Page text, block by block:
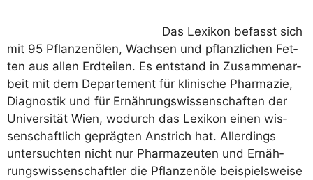
Das Lexi­kon befasst sich
mit 95 Pflan­zen­ölen, Wach­sen und pflanz­li­chen Fet­
ten aus allen Erd­tei­len. Es ent­stand in Zusam­men­ar­
beit mit dem Depar­te­ment für kli­ni­sche Phar­ma­zie,
Dia­gnos­tik und für Ernäh­rungs­wis­sen­schaf­ten der
Uni­ver­si­tät Wien, wodurch das Lexi­kon einen wis­
sen­schaft­lich gepräg­ten Anstrich hat. Aller­dings
unter­such­ten nicht nur Phar­ma­zeu­ten und Ernäh­
rungs­wis­sen­schaft­ler die Pflan­zen­öle bei­spiels­wei­se